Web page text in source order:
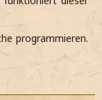
programmieren.